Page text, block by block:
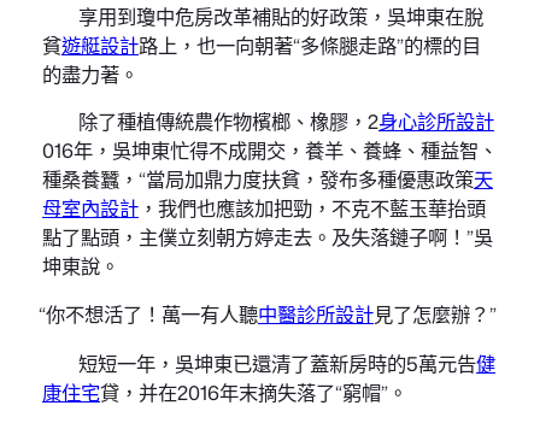
享用到瓊中危房改革補貼的好政策，吳坤東在脫
貧遊艇設計路上，也一向朝著“多條腿走路”的標的目
的盡力著。
除了種植傳統農作物檳榔、橡膠，2身心診所設計
016年，吳坤東忙得不成開交，養羊、養蜂、種益智、
種桑養蠶，“當局加鼎力度扶貧，發布多種優惠政策天
母室內設計 ，我們也應該加把勁，不克不藍玉華抬頭
點了點頭，主僕立刻朝方婷走去。及失落鏈子啊！”吳
坤東說。
“你不想活了！萬一有人聽中醫診所設計見了怎麼辦？”
短短一年，吳坤東已還清了蓋新房時的5萬元告健
康住宅貸，并在2016年末摘失落了“窮帽”。